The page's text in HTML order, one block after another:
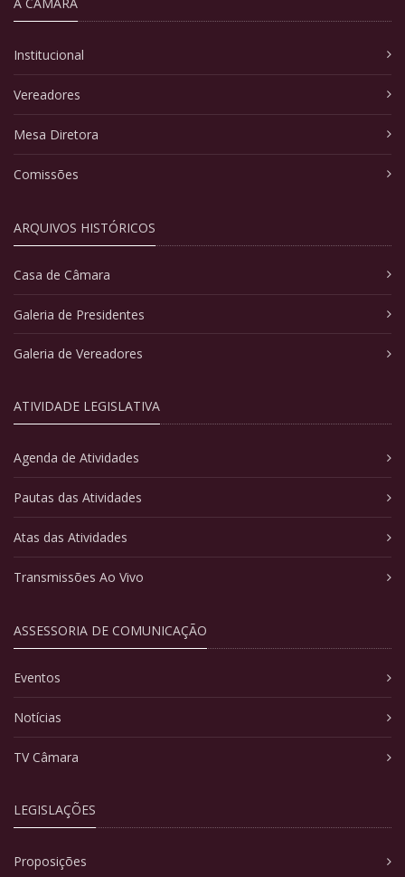
Institucional
Vereadores
Mesa Diretora
Comissões
ARQUIVOS HISTÓRICOS
Casa de Câmara
Galeria de Presidentes
Galeria de Vereadores
ATIVIDADE LEGISLATIVA
Agenda de Atividades
Pautas das Atividades
Atas das Atividades
Transmissões Ao Vivo
ASSESSORIA DE COMUNICAÇÃO
Eventos
Notícias
TV Câmara
LEGISLAÇÕES
Proposições